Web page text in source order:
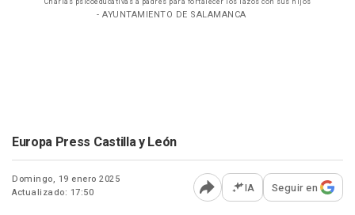
- AYUNTAMIENTO DE SALAMANCA
Europa Press Castilla y León
Domingo, 19 enero 2025
Actualizado: 17:50
Abrir opciones para
IA Seguir en